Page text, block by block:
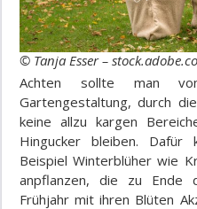
© Tanja Esser –
Achten sollte man
Gartengestaltung, durch
keine allzu kargen
Hingucker bleiben. Dafür
Beispiel Winterblüher wie
anpflanzen, die zu Ende
Frühjahr mit ihren Blüten